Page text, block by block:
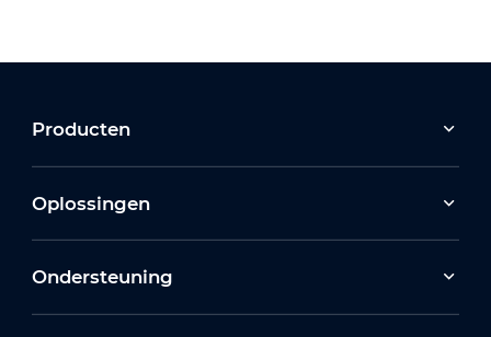
Producten
Oplossingen
Ondersteuning